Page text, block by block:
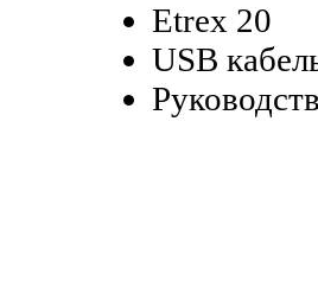
Etrex 20
USB